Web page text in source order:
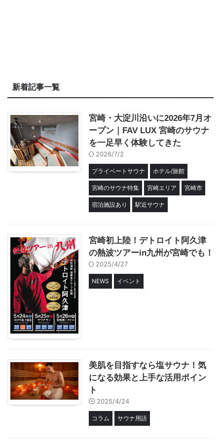
新着記事一覧
宮崎・大淀川沿いに2026年7月オ
ープン｜FAV LUX 宮崎のサウナ
を一足早く体験してきた
2026/7/2
プライベートサウナ ホテル/旅館
宮崎のサウナ特集 宮崎エリア 宮崎市
宿泊施設あり 駅近サウナ
宮崎初上陸！デトロイト阿久津
の熱波ツアーin九州が宮崎でも！
2025/4/27
NEWS イベント
美肌を目指すなら塩サウナ！気
になる効果と上手な活用ポイン
ト
2025/4/24
コラム サウナ用語